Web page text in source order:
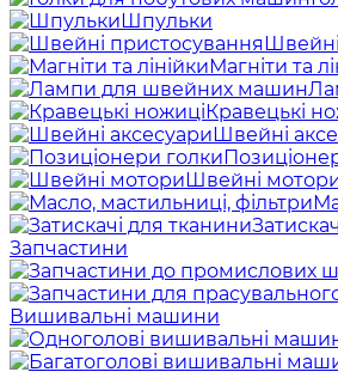
Шпульки
Магніти та
Кравецькі
Швейні
Швейні
Запчастини
Вишивальні машини